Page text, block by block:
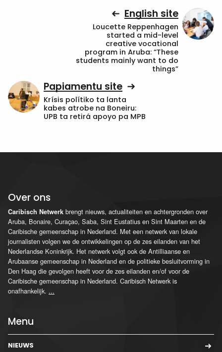
English site
Loucette Reppenhagen
started a mid-level
creative vocational
program in Aruba: “These
students mainly want to do
things”
Papiamentu site
Krísis polítiko ta lanta
kabes atrobe na Boneiru:
UPB ta retirá apoyo pa MPB
Over ons
Caribisch Netwerk brengt nieuws, actualiteiten en achtergronden over
Aruba, Bonaire, Curaçao, Saba, Sint Eustatius en Sint Maarten en de
Caribische gemeenschap in Nederland. Met een netwerk van lokale
journalisten volgen we de ontwikkelingen op de zes eilanden van het
Nederlandse Koninkrijk. Het netwerk volgt ook de Antilliaanse en
Arubaanse gemeenschap in Nederland en de politieke besluitvorming in
Den Haag die gevolgen heeft voor de zes eilanden en/of voor de
Caribische gemeenschap in Nederland. Caribisch Netwerk is
onafhankelijk. ...
Menu
NIEUWS